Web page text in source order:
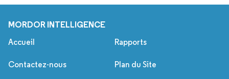
MORDOR INTELLIGENCE
Accueil Rapports
Contactez-nous Plan du Site